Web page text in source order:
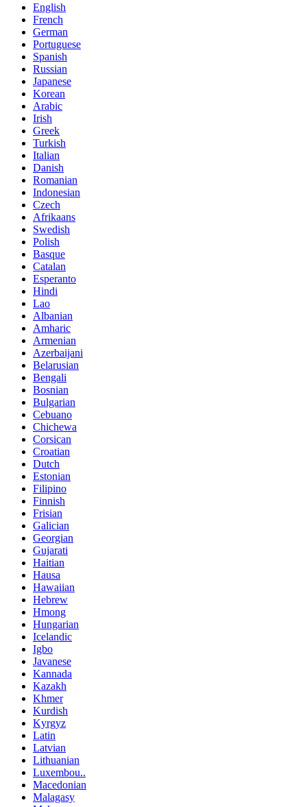
English
French
German
Portuguese
Spanish
Russian
Japanese
Korean
Arabic
Irish
Greek
Turkish
Italian
Danish
Romanian
Indonesian
Czech
Afrikaans
Swedish
Polish
Basque
Catalan
Esperanto
Hindi
Lao
Albanian
Amharic
Armenian
Azerbaijani
Belarusian
Bengali
Bosnian
Bulgarian
Cebuano
Chichewa
Corsican
Croatian
Dutch
Estonian
Filipino
Finnish
Frisian
Galician
Georgian
Gujarati
Haitian
Hausa
Hawaiian
Hebrew
Hmong
Hungarian
Icelandic
Igbo
Javanese
Kannada
Kazakh
Khmer
Kurdish
Kyrgyz
Latin
Latvian
Lithuanian
Luxembou..
Macedonian
Malagasy